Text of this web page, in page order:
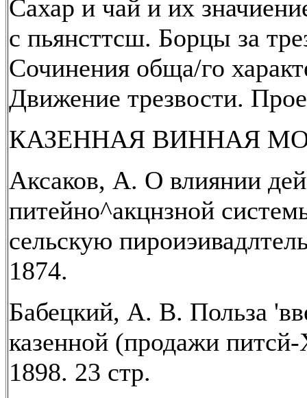
Сахар и чай и их
с пьянсттсш. Борцы за
Сочинения обща/го
Движение трезвости.
КАЗЕННАЯ ВИННАЯ
Аксаков, А. О влиянии
питейно^акцнзной
сельскую
1874.
Бабецкий, А. В. Польза
казенной (продажи питсй-
1898. 23 стр.